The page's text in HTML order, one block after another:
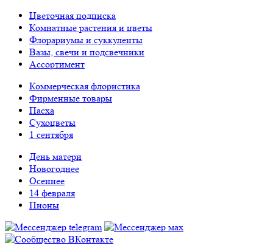
Цветочная подписка
Комнатные растения и цветы
Флорариумы и суккуленты
Вазы, свечи и подсвечники
Ассортимент
Коммерческая флористика
Фирменные товары
Пасха
Сухоцветы
1 сентября
День матери
Новогоднее
Осеннее
14 февраля
Пионы